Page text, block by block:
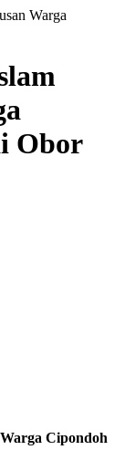
Warga
Obor
Cipondoh